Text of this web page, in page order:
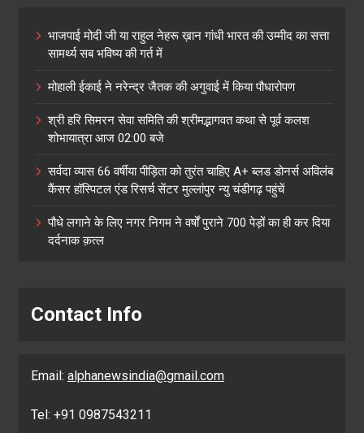
भाजपाई मोदी जी या राहुल नेहरू ख़ान गांधी भारत की उम्मीद का सत्ता
सामर्थ्य सब भविष्य की गर्त में
मोहाली ईकाई ने नरेन्द्र जैतक की अगुवाई में किया पौधारोपण
श्री हरि सिमरन सेवा समिति की श्रीमद्भागवत कथा से पूर्व कलश
शोभायात्रा आज 02:00 बजे
सर्वदा व्यास 66 वर्षीया पीड़िता को तुरंत चाहिए A+ ब्लड डोनर्स अविलंब
कैंसर हॉस्पिटल एंड रिसर्च सेंटर मुल्लांपुर न्यु चंडीगढ़ पहुंचें
पौधे लगाने के लिए नगर निगम ने वर्षों पुराने 700 पेड़ों का ही कर दिया
दर्दनाक क़त्ल
Contact Info
Email: alphanewsindia@gmail.com
Tel: +91 0987543211